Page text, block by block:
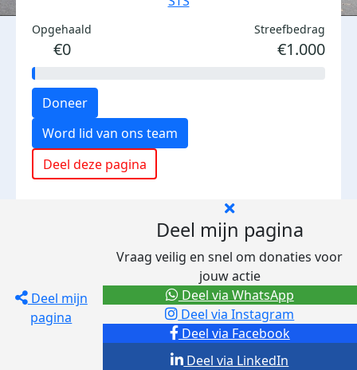
Opgehaald
€0
Streefbedrag
€1.000
Doneer
Word lid van ons team
Deel deze pagina
Deel mijn
pagina
Deel mijn pagina
Vraag veilig en snel om donaties voor
jouw actie
Deel via Facebook
Deel via Instagram
Deel via LinkedIn
Deel via WhatsApp